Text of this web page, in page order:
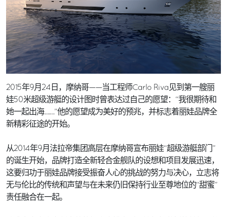
2015年9月24日，摩纳哥——当工程师Carlo Riva见到第一艘丽
娃50米超级游艇的设计图时曾表达过自己的愿望：“我很期待和
她一起出海……”他的愿望成为美好的预兆，并标志着丽娃品牌全
新精彩征途的开始。
从2014年9月法拉帝集团高层在摩纳哥宣布丽娃“超级游艇部门”
的诞生开始，品牌打造全新轻合金舰队的设想和项目发展迅速，
这要归功于丽娃品牌接受振奋人心的挑战的努力与决心，立志将
无与伦比的传统和声望与在未来仍旧保持行业至尊地位的“甜蜜”
责任融合在一起。